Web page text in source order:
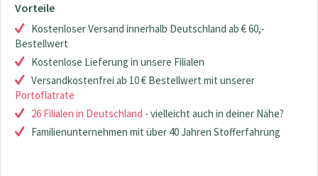
Vorteile
Kostenloser Versand innerhalb Deutschland ab € 60,-
Bestellwert
Kostenlose Lieferung in unsere Filialen
Versandkostenfrei ab 10 € Bestellwert mit unserer
Portoflatrate
26 Filialen in Deutschland - vielleicht auch in deiner Nähe?
Familienunternehmen mit über 40 Jahren Stofferfahrung